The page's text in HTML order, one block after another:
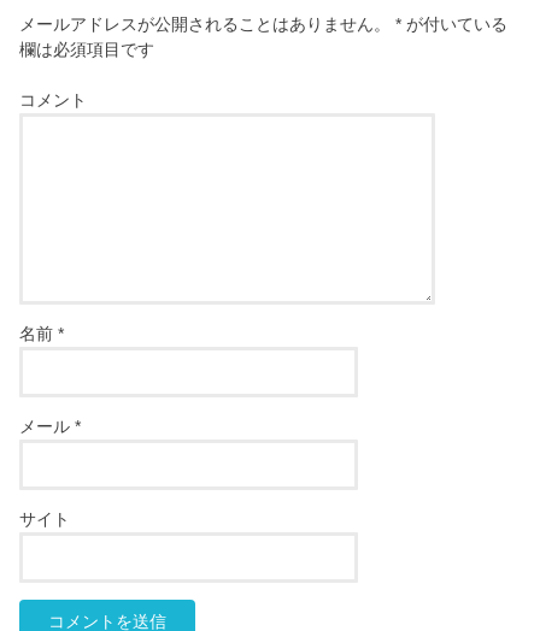
メールアドレスが公開されることはありません。 * が付いている
欄は必須項目です
コメント
名前*
メール*
サイト